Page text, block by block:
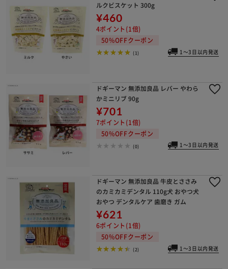
ルクビスケット 300g
¥460
4ポイント(1倍)
50%OFFクーポン
(1) 1～3日以内発送
ドギーマン 無添加良品 レバー やわら
かミニリブ 90g
¥701
7ポイント(1倍)
50%OFFクーポン
(0) 1～3日以内発送
ドギーマン 無添加良品 牛皮とささみ
のカミカミデンタル 110g犬 おやつ犬
おやつ デンタルケア 歯磨き ガム
¥621
6ポイント(1倍)
50%OFFクーポン
(2) 1～3日以内発送